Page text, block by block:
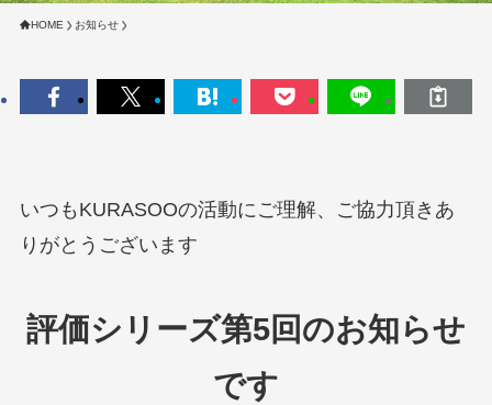
HOME お知らせ
いつもKURASOOの活動にご理解、ご協力頂きあ
りがとうございます
評価シリーズ第5回のお知らせ
です